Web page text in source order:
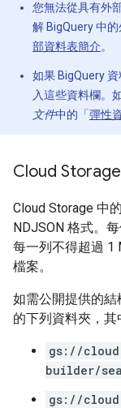
您無法從具有外
解 BigQuery 中
部資料表簡介。
如果 BigQuery
入這些資料欄。
文件中的「 彈性
Cloud Storage
Cloud Storage 中
NDJSON 格式。
每一列不得超過 1
檔案。
如需公開提供的結
的下列資料夾，其
gs://
builder/
gs://